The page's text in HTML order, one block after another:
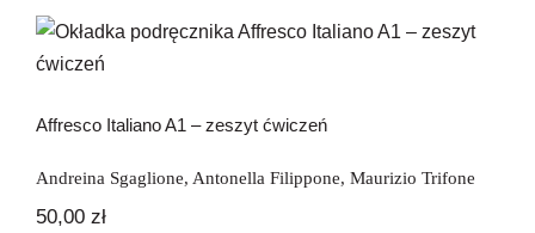
Affresco Italiano A1 – zeszyt ćwiczeń
Affresco Italiano A1 – zeszyt ćwiczeń
Andreina Sgaglione, Antonella Filippone, Maurizio Trifone
50,00 zł